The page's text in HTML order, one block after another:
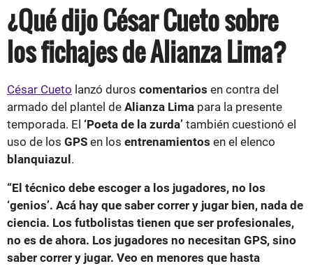
¿Qué dijo César Cueto sobre
los fichajes de Alianza Lima?
César Cueto lanzó duros comentarios en contra del
armado del plantel de Alianza Lima para la presente
temporada. El ‘Poeta de la zurda’ también cuestionó el
uso de los GPS en los entrenamientos en el elenco
blanquiazul.
“El técnico debe escoger a los jugadores, no los
‘genios’. Acá hay que saber correr y jugar bien, nada de
ciencia. Los futbolistas tienen que ser profesionales,
no es de ahora. Los jugadores no necesitan GPS, sino
saber correr y jugar. Veo en menores que hasta